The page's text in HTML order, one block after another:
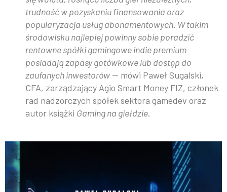
trudność w pozyskaniu finansowania oraz
popularyzacja usług abonamentowych. W takim
środowisku najlepiej powinny sobie poradzić
rentowne spółki gamingowe indie premium
posiadają zapasy gotówkowe lub dostęp do
zaufanych inwestorów — mówi Paweł Sugalski,
CFA, zarządzający Agio Smart Money FIZ, członek
rad nadzorczych spółek sektora gamedev oraz
autor książki Gaming na giełdzie.